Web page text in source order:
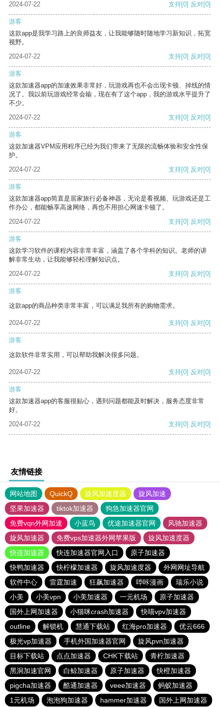
2024-07-22 支持[0] 反对[0]
游客
这款app是我学习路上的良师益友，让我能够随时随地学习新知识，拓宽
视野。
2024-07-22
支持[0] 反对[0]
游客
这款加速器app的加速效果非常好，玩游戏再也不会出现卡顿、掉线的情
况了。我以前玩游戏经常会输，现在有了这个app，我的游戏水平提升了
不少。
2024-07-22
支持[0] 反对[0]
游客
这款加速器VPM应用程序已经为我们带来了无限的流畅体验和安全性保
护。
2024-07-22
支持[0] 反对[0]
游客
这款加速器app简直是居家旅行必备神器，无论是看视频、玩游戏还是工
作办公，都能畅享高速网络，再也不用担心网速卡顿了。
2024-07-22
支持[0] 反对[0]
游客
这款学习软件的课程内容非常丰富，涵盖了各个学科的知识。老师的讲
解非常生动，让我能够轻松理解知识点。
2024-07-22
支持[0] 反对[0]
游客
这款app的商品种类非常丰富，可以满足我所有的购物需求。
2024-07-22 支持[0] 反对[0]
游客
这款软件非常实用，可以帮助我解决很多问题。
2024-07-22 支持[0] 反对[0]
游客
这款加速器app的客服很贴心，遇到问题都能及时解决，服务态度非常
好。
2024-07-22
支持[0] 反对[0]
友情链接
网站地图 QuickQ 旋风加速度器
旋风加速
坚果加速器
tiktok加速器
狗急加速器官网
免费vqn外网加速
小蓝鸟 优途加速器官网
风驰加速器
旋风加速器
免费vps加速器外网苹果版
旋风加速度器
快连加速器
快连加速器官网入口
原子加速器
快鸭加速器
快柠檬加速器 旋风加速度器
外网网址导航
软件中心
雷霆加速 狂飙加速器 哔咔漫画
瑞乐小说
小美
小美vpn 小美加速器 一元机场
原子加速器
国外上网加速器
小猫咪crash加速器
快喵vpv加速器
outline
解锁机 慧通下载站 红海pro加速器
优云666
极光vp加速器
手机外国加速器官网
旋风pvn加速器
目标下载站
点点加速器 CHK下载站
青柠加速器
黑洞加速官网
白鲸加速器 原子加速器
快橙加速器
pigcha加速器
酷通加速器 veee加速器
蚂蚁加速器
1元机场
泡泡狗加速器 hammer加速器 国外上网加速器